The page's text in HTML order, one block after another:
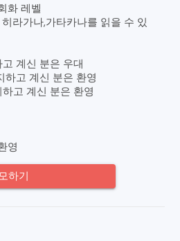
화 레벨
라가나,가타카나를 읽을 수 있
계신 분은 우대
고 계신 분은 환영
고 계신 분은 환영
영
하기